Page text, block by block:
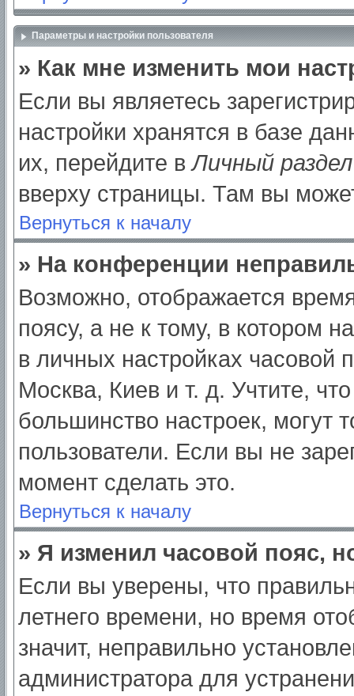
Параметры и настройки пользователя
» Как мне изменить мои
Если вы являетесь
настройки хранятся в базе
их, перейдите вЛичный раздел
вверху страницы. Там вы
Вернуться к началу
» На конференции
Возможно, отображается
поясу, а не к тому, в котором
в личных настройках часовой
Москва, Киев и т. д. Учтите,
большинство настроек, могут
пользователи. Если вы не
момент сделать это.
Вернуться к началу
» Я изменил часовой пояс,
Если вы уверены, что
летнего времени, но время
значит, неправильно
администратора для